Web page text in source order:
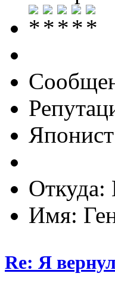
Откуда:
Имя:
Re: Я